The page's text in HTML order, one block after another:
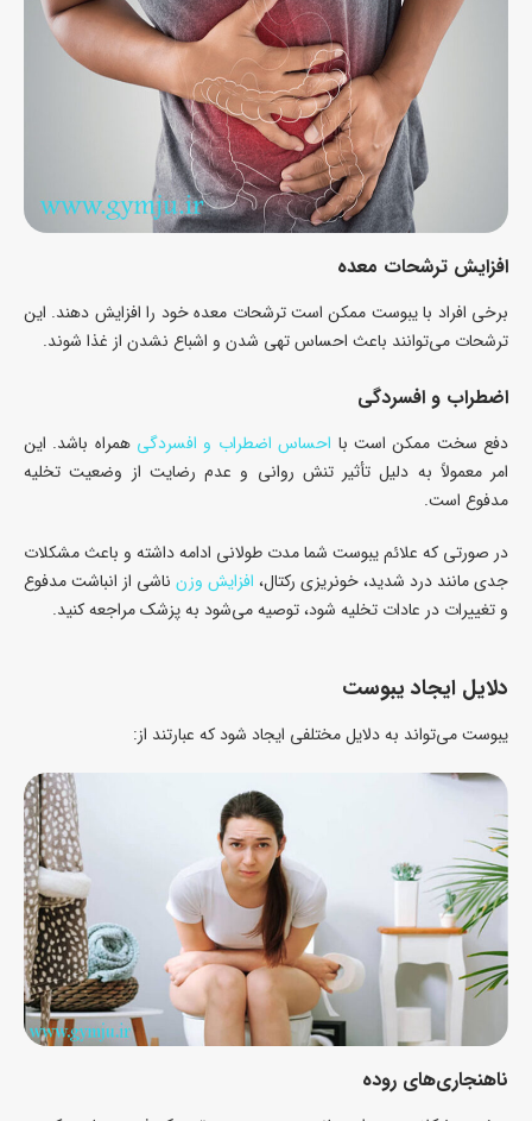
افزایش ترشحات معده
برخی افراد با یبوست ممکن است ترشحات معده خود را افزایش دهند. این
ترشحات می‌توانند باعث احساس تهی شدن و اشباع نشدن از غذا شوند.
اضطراب و افسردگی
دفع سخت ممکن است با احساس اضطراب و افسردگی همراه باشد. این
امر معمولاً به دلیل تأثیر تنش روانی و عدم رضایت از وضعیت تخلیه
مدفوع است.
در صورتی که علائم یبوست شما مدت طولانی ادامه داشته و باعث مشکلات
جدی مانند درد شدید، خونریزی رکتال، افزایش وزن ناشی از انباشت مدفوع
و تغییرات در عادات تخلیه شود، توصیه می‌شود به پزشک مراجعه کنید.
دلایل ایجاد یبوست
یبوست می‌تواند به دلایل مختلفی ایجاد شود که عبارتند از:
ناهنجاری‌های روده